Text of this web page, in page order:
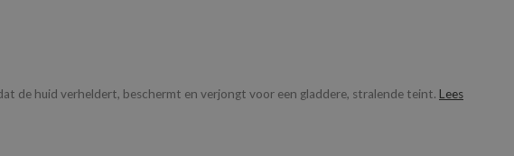
de huid verheldert, beschermt en verjongt voor een gladdere, stralende teint. Lees